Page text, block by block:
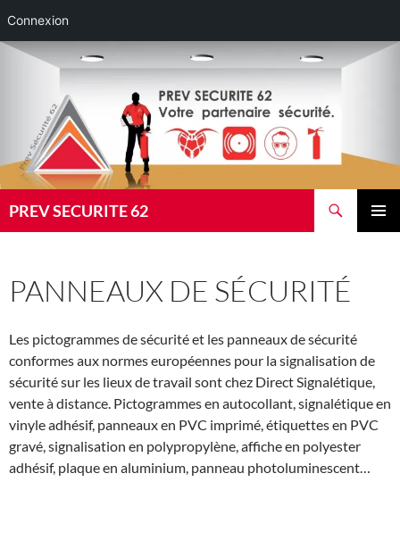
Connexion
Aller
PREV SECURITE 62
PANNEAUX DE SÉCURITÉ
Les pictogrammes de sécurité et les panneaux de sécurité
conformes aux normes européennes pour la signalisation de
sécurité sur les lieux de travail sont chez Direct Signalétique,
vente à distance. Pictogrammes en autocollant, signalétique en
vinyle adhésif, panneaux en PVC imprimé, étiquettes en PVC
gravé, signalisation en polypropylène, affiche en polyester
adhésif, plaque en aluminium, panneau photoluminescent…